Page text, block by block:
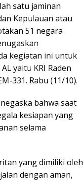
satu jaminan
Kepulauan atau
51 negara
kegiatan ini untuk
yaitu KRI Raden
331. Rabu (11/10).
bahwa saat
kesiapan yang
selama
yang dimiliki oleh
dengan aman,